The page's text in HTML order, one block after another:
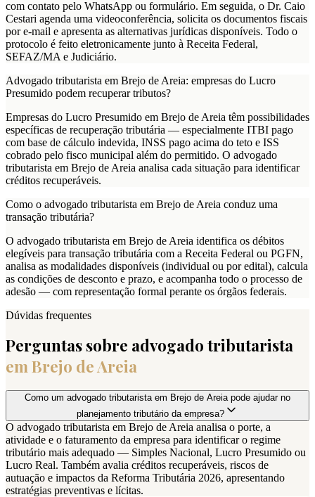
com contato pelo WhatsApp ou formulário. Em seguida, o Dr. Caio
Cestari agenda uma videoconferência, solicita os documentos fiscais
por e-mail e apresenta as alternativas jurídicas disponíveis. Todo o
protocolo é feito eletronicamente junto à Receita Federal,
SEFAZ/MA e Judiciário.
Advogado tributarista em Brejo de Areia: empresas do Lucro
Presumido podem recuperar tributos?
Empresas do Lucro Presumido em Brejo de Areia têm possibilidades
específicas de recuperação tributária — especialmente ITBI pago
com base de cálculo indevida, INSS pago acima do teto e ISS
cobrado pelo fisco municipal além do permitido. O advogado
tributarista em Brejo de Areia analisa cada situação para identificar
créditos recuperáveis.
Como o advogado tributarista em Brejo de Areia conduz uma
transação tributária?
O advogado tributarista em Brejo de Areia identifica os débitos
elegíveis para transação tributária com a Receita Federal ou PGFN,
analisa as modalidades disponíveis (individual ou por edital), calcula
as condições de desconto e prazo, e acompanha todo o processo de
adesão — com representação formal perante os órgãos federais.
Dúvidas frequentes
Perguntas sobre advogado tributarista
emBrejo de Areia
Como um advogado tributarista em Brejo de Areia pode ajudar no
planejamento tributário da empresa?
O advogado tributarista em Brejo de Areia analisa o porte, a
atividade e o faturamento da empresa para identificar o regime
tributário mais adequado — Simples Nacional, Lucro Presumido ou
Lucro Real. Também avalia créditos recuperáveis, riscos de
autuação e impactos da Reforma Tributária 2026, apresentando
estratégias preventivas e lícitas.